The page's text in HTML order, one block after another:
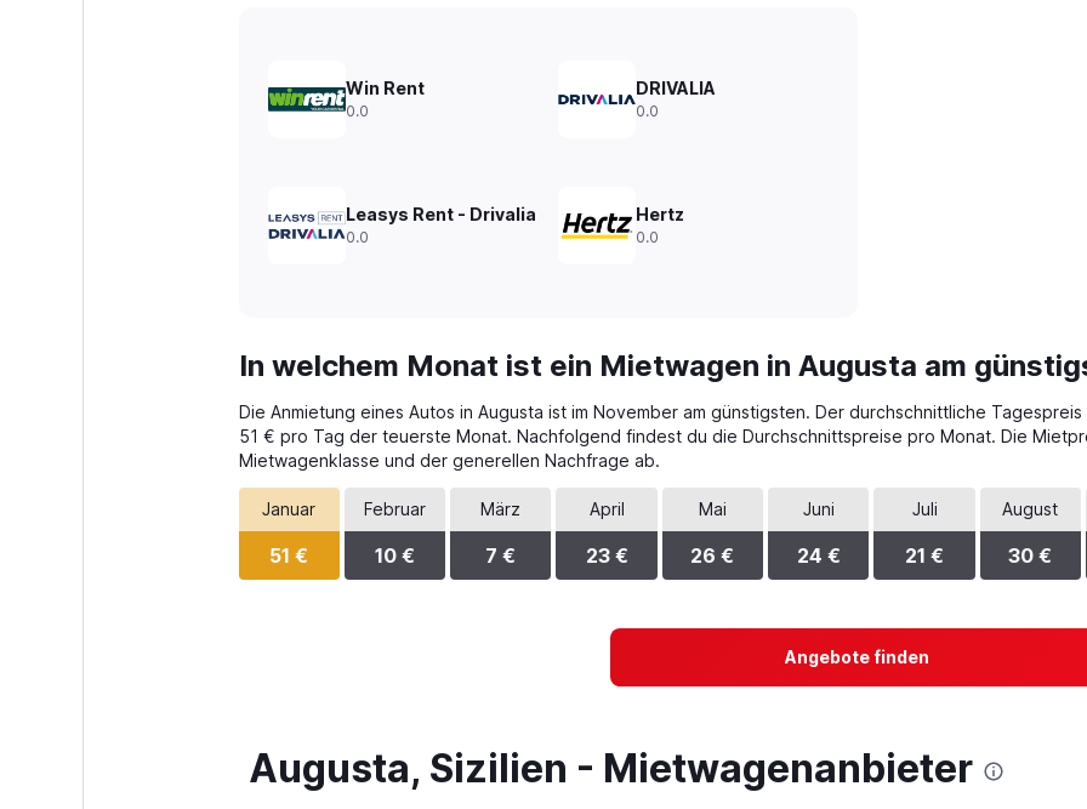
0
Win Rent
0.0
DRIVALIA
0.0
Leasys Rent - Drivalia
0.0
Hertz
0.0
In welchem Monat ist ein Mietwagen in Augusta am
Die Anmietung eines Autos in Augusta ist im November am günstigsten. Der durchschnittliche
51 € pro Tag der teuerste Monat. Nachfolgend findest du die Durchschnittspreise pro Monat. Die
Mietwagenklasse und der generellen Nachfrage ab.
Januar
51 €
Februar
10 €
März
7 €
April
23 €
Mai
26 €
Juni
24 €
Juli
21 €
August
30 €
Angebote finden
Augusta, Sizilien - Mietwagenanbieter